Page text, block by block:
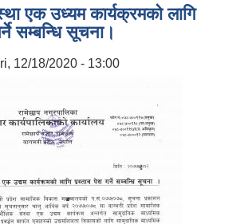
एक उध्यम कार्यक्रमको लागि
सम्बन्धि सूचना।
12/18/2020 - 13:00